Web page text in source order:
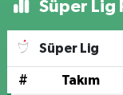
Süper Lig
Süper Lig
# Takım